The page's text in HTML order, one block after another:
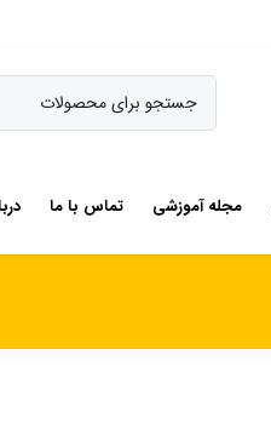
مجله آموزشی تماس با ما